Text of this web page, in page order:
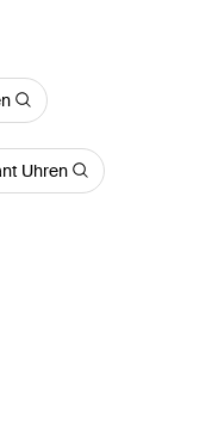
Uhren